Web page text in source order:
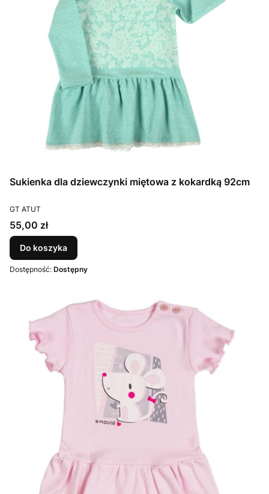
Sukienka dla dziewczynki miętowa z kokardką 92cm
PRODUCENT
GT ATUT
Cena
55,00 zł
Do koszyka
Dostępność: Dostępny